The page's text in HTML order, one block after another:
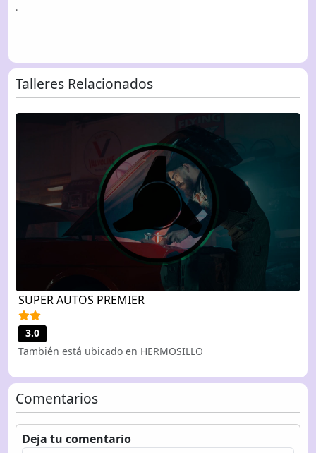
.
Talleres Relacionados
SUPER AUTOS PREMIER
3.0
También está ubicado en HERMOSILLO
Comentarios
Deja tu comentario